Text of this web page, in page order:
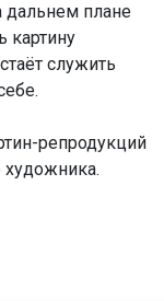
плане
картину
служить
репродукций
художника.